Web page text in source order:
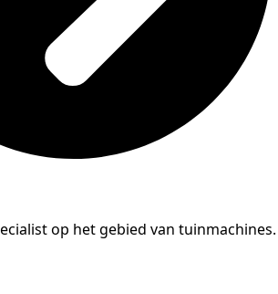
op het gebied van tuinmachines.